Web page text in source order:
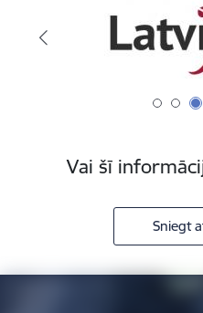
Vai šī
Sniegt